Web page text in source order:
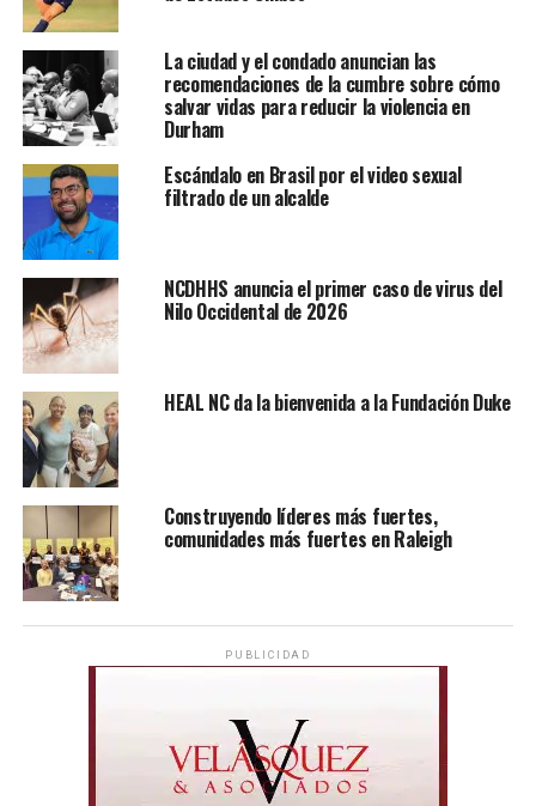
La ciudad y el condado anuncian las
recomendaciones de la cumbre sobre cómo
salvar vidas para reducir la violencia en
Durham
Escándalo en Brasil por el video sexual
filtrado de un alcalde
NCDHHS anuncia el primer caso de virus del
Nilo Occidental de 2026
HEAL NC da la bienvenida a la Fundación Duke
Construyendo líderes más fuertes,
comunidades más fuertes en Raleigh
PUBLICIDAD